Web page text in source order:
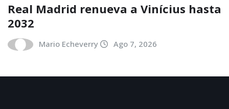
Real Madrid renueva a Vinícius hasta
2032
Mario Echeverry Ago 7, 2026